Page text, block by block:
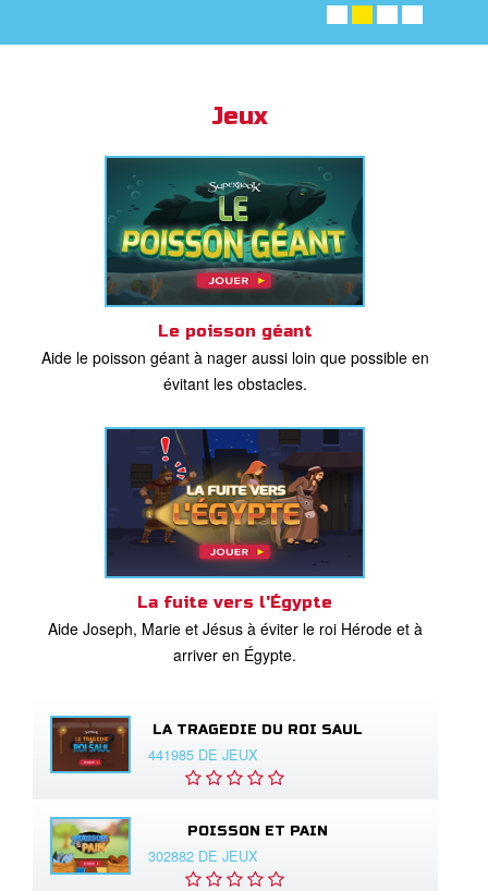
Jeux
Le poisson géant
Aide le poisson géant à nager aussi loin que possible en
évitant les obstacles.
La fuite vers l'Égypte
Aide Joseph, Marie et Jésus à éviter le roi Hérode et à
arriver en Égypte.
LA TRAGEDIE DU ROI SAUL
441985 DE JEUX
POISSON ET PAIN
302882 DE JEUX